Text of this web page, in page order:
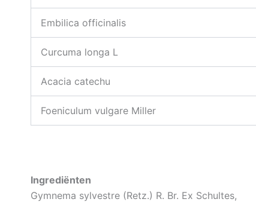
Embilica officinalis
Curcuma longa L
Acacia catechu
Foeniculum vulgare Miller
Ingrediënten
Gymnema sylvestre (Retz.) R. Br. Ex Schultes,